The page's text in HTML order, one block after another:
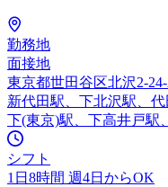
勤務地
面接地
東京都世田谷区北沢2-24-
新代田駅、下北沢駅、
下(東京)駅、下高井戸駅
シフト
1日8時間 週4日からOK